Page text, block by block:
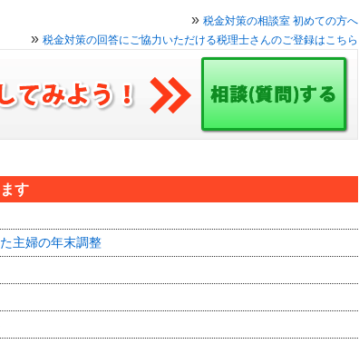
» 税金対策の相談室 初めての方へ
» 税金対策の回答にご協力いただける税理士さんのご登録はこちら
す
主婦の年末調整